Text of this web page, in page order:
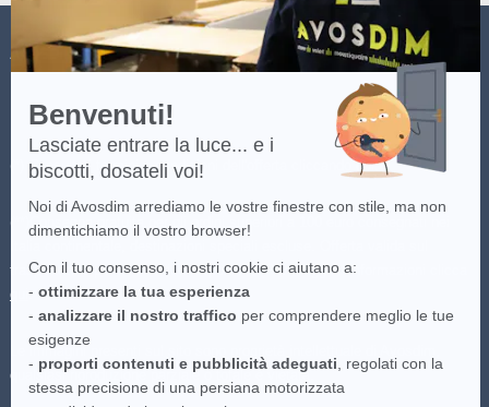
Benvenuti!
Lasciate entrare la luce... e i
biscotti, dosateli voi!
Noi di Avosdim arrediamo le vostre finestre con stile, ma non
dimentichiamo il vostro browser!
Con il tuo consenso, i nostri cookie ci aiutano a:
- ottimizzare la tua esperienza
- analizzare il nostro traffico per comprendere meglio le tue
esigenze
- proporti contenuti e pubblicità adeguati , regolati con la
stessa precisione di una persiana motorizzata
AVOSDIM
(*) Consulta i termini e condizioni dell'offerta cliccandoqui.
(**)Consegna gratuita per gli ordini superiori a 100 euro consegnati nei
trasportatore più economico disponibile. Per maggiori informazioni clicca
qui .
Le immagini presenti sul sito sono proprietà intellettuale di Avosdim,
qualsiasi riproduzione parziale o totale è vietata.